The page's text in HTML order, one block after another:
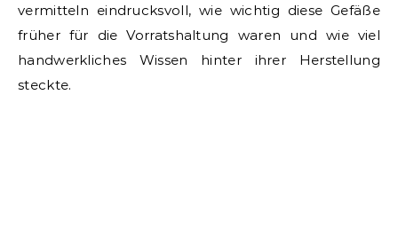
vermitteln eindrucksvoll, wie wichtig diese Gefäße
früher für die Vorratshaltung waren und wie viel
handwerkliches Wissen hinter ihrer Herstellung
steckte.